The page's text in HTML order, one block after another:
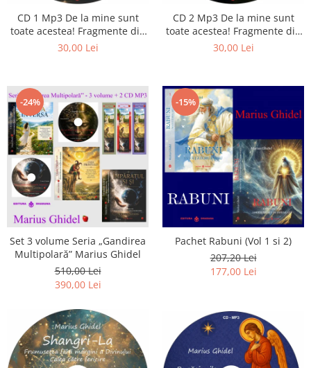
Literatura
Psihologie
Stiinta
CD 1 Mp3 De la mine sunt
toate acestea! Fragmente din
cărțile lui Marius Ghidel
30,00 Lei
CD 2 Mp3 De la mine sunt
toate acestea! Fragmente din
cărțile lui Marius Ghidel
30,00 Lei
-24%
Set 3 volume Seria „Gandirea
Multipolară” Marius Ghidel
510,00 Lei
390,00 Lei
-15%
Pachet Rabuni (Vol 1 si 2)
207,20 Lei
177,00 Lei